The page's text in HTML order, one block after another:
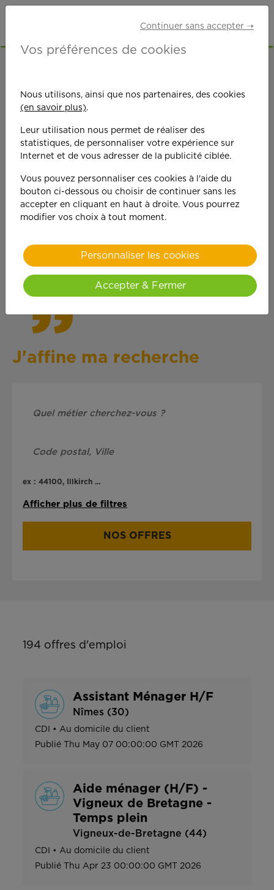
On est toujours plus
performant
quand on y met du
cœur !
J'affine ma recherche
ex : 44100, Illkirch ...
Afficher plus de filtres
NOS OFFRES
194 offres d'emploi
Assistant Ménager H/F
Nîmes (30)
CDI • Au domicile du client
Publié
Thu May 07 00:00:00 GMT 2026
Aide ménager (H/F) -
Vigneux de Bretagne -
Temps plein
Vigneux-de-Bretagne (44)
CDI • Au domicile du client
Publié
Thu Apr 23 00:00:00 GMT 2026
Continuer sans accepter ➝
Vos préférences de cookies
Nous utilisons, ainsi que nos partenaires, des cookies
(en savoir plus).
Leur utilisation nous permet de réaliser des
statistiques, de personnaliser votre expérience sur
Internet et de vous adresser de la publicité ciblée.
Vous pouvez personnaliser ces cookies à l'aide du
bouton ci-dessous ou choisir de continuer sans les
accepter en cliquant en haut à droite. Vous pourrez
modifier vos choix à tout moment.
Personnaliser les cookies
Accepter & Fermer